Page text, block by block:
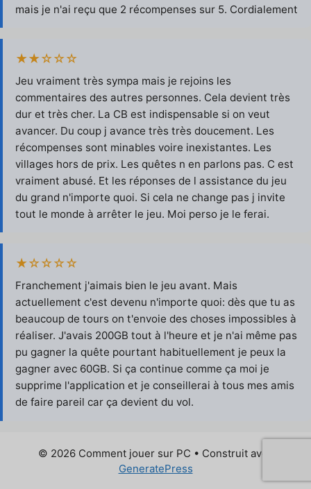
mais je n'ai reçu que 2 récompenses sur 5. Cordialement
★★☆☆☆
Jeu vraiment très sympa mais je rejoins les
commentaires des autres personnes. Cela devient très
dur et très cher. La CB est indispensable si on veut
avancer. Du coup j avance très très doucement. Les
récompenses sont minables voire inexistantes. Les
villages hors de prix. Les quêtes n en parlons pas. C est
vraiment abusé. Et les réponses de l assistance du jeu
du grand n'importe quoi. Si cela ne change pas j invite
tout le monde à arrêter le jeu. Moi perso je le ferai.
★☆☆☆☆
Franchement j'aimais bien le jeu avant. Mais
actuellement c'est devenu n'importe quoi: dès que tu as
beaucoup de tours on t'envoie des choses impossibles à
réaliser. J'avais 200GB tout à l'heure et je n'ai même pas
pu gagner la quête pourtant habituellement je peux la
gagner avec 60GB. Si ça continue comme ça moi je
supprime l'application et je conseillerai à tous mes amis
de faire pareil car ça devient du vol.
© 2026 Comment jouer sur PC • Construit avec
GeneratePress